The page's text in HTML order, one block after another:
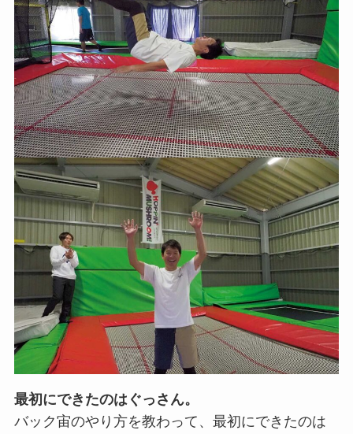
最初にできたのはぐっさん。
バック宙のやり方を教わって、最初にできたのは